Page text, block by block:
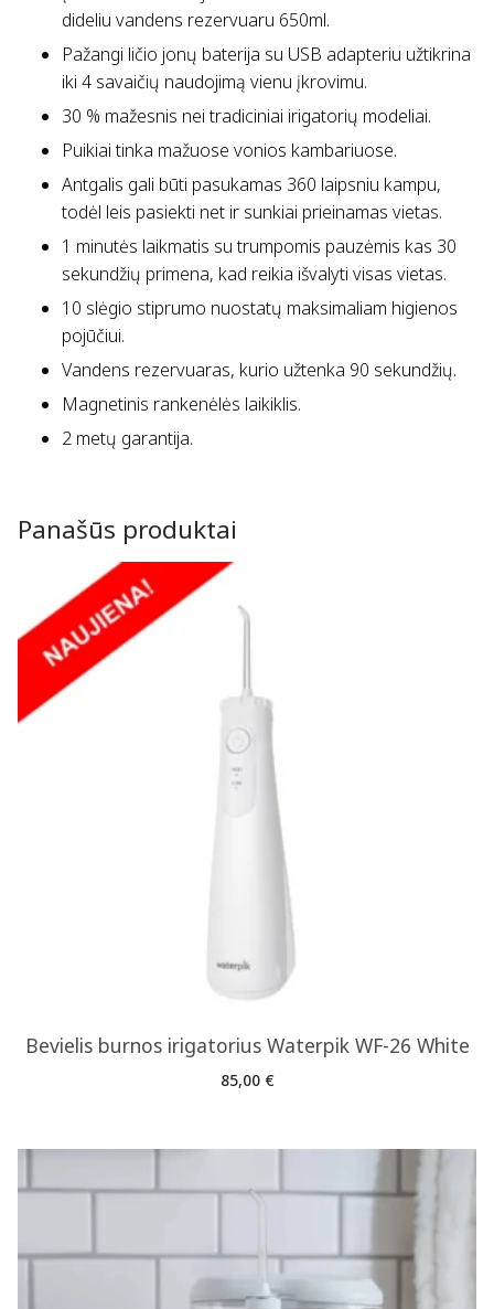
dideliu vandens rezervuaru 650ml.
Pažangi ličio jonų baterija su USB adapteriu užtikrina
iki 4 savaičių naudojimą vienu įkrovimu.
30 % mažesnis nei tradiciniai irigatorių modeliai.
Puikiai tinka mažuose vonios kambariuose.
Antgalis gali būti pasukamas 360 laipsniu kampu,
todėl leis pasiekti net ir sunkiai prieinamas vietas.
1 minutės laikmatis su trumpomis pauzėmis kas 30
sekundžių primena, kad reikia išvalyti visas vietas.
10 slėgio stiprumo nuostatų maksimaliam higienos
pojūčiui.
Vandens rezervuaras, kurio užtenka 90 sekundžių.
Magnetinis rankenėlės laikiklis.
2 metų garantija.
Panašūs produktai
Bevielis burnos irigatorius Waterpik WF-26 White
85,00 €